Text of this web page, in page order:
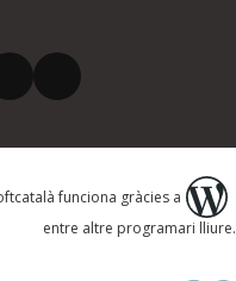
electrònic *
funciona gràcies a
entre altre programari lliure.